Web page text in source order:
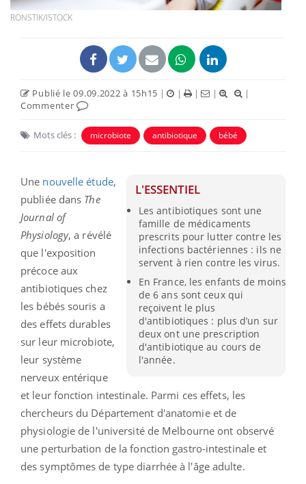
RONSTIK/ISTOCK
Publié le 09.09.2022 à 15h15 | | | |
|
Commenter
Mots clés : microbiote antibiotique bébé
L'ESSENTIEL
Les antibiotiques sont une
famille de médicaments
prescrits pour lutter contre les
infections bactériennes : ils ne
servent à rien contre les virus.
En France, les enfants de moins
de 6 ans sont ceux qui
reçoivent le plus
d'antibiotiques : plus d’un sur
deux ont une prescription
d'antibiotique au cours de
l'année.
Une nouvelle étude,
publiée dans The
Journal of
Physiology, a révélé
que l'exposition
précoce aux
antibiotiques chez
les bébés souris a
des effets durables
sur leur microbiote,
leur système
nerveux entérique
et leur fonction intestinale. Parmi ces effets, les
chercheurs du Département d'anatomie et de
physiologie de l'université de Melbourne ont observé
une perturbation de la fonction gastro-intestinale et
des symptômes de type diarrhée à l'âge adulte.